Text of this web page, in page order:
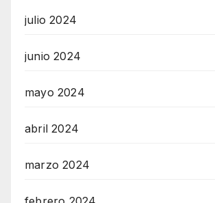
julio 2024
junio 2024
mayo 2024
abril 2024
marzo 2024